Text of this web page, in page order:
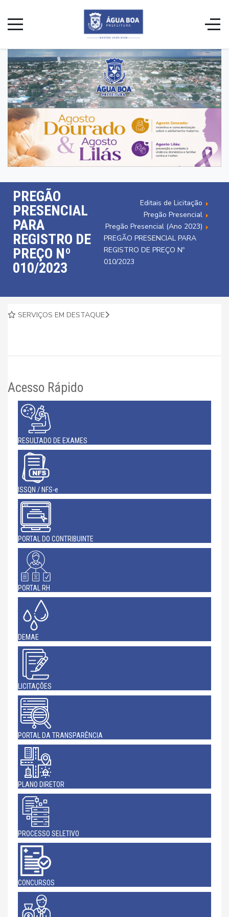
PREGÃO
PRESENCIAL
PARA
REGISTRO DE
PREÇO Nº
010/2023
Editais de Licitação
Pregão Presencial
Pregão Presencial (Ano 2023)
PREGÃO PRESENCIAL PARA
REGISTRO DE PREÇO Nº
010/2023
SERVIÇOS EM DESTAQUE
Acesso Rápido
RESULTADO DE EXAMES
ISSQN / NFS-e
PORTAL DO CONTRIBUINTE
PORTAL RH
DEMAE
LICITAÇÕES
PORTAL DA TRANSPARÊNCIA
PLANO DIRETOR
PROCESSO SELETIVO
CONCURSOS